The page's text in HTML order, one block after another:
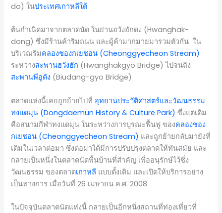
do) ในประเทศเกาหลีใต้
ต้นกำเนิดมาจากตลาดนัด ในย่านฮวังฮักดง (Hwanghak-
dong) ซึ่งมีร้านค้าริมถนน และผู้ค้ามากมายมารวมตัวกัน ใน
บริเวณริมคลองชองกเยชอน (Cheonggyecheon Stream)
ระหว่างสะพานฮวังฮัก (Hwanghakgyo Bridge) ไปจนถึง
สะพานพีอูดัง (Biudang-gyo Bridge)
ตลาดแห่งนี้เคยถูกย้ายไปที่ อุทยานประวัติศาสตร์และวัฒนธรรม
ทงแดมุน (Dongdaemun History & Culture Park) ซึ่งแต่เดิม
คือสนามกีฬาทงแดมุน ในระหว่างการบูรณะฟื้นฟู ของคลองชอง
กเยชอน (Cheonggyecheon Stream) และถูกย้ายกลับมายังที่
เดิมในเวลาต่อมา ซึ่งต่อมาได้มีการปรับปรุงตลาดให้ทันสมัย และ
กลายเป็นหนึ่งในตลาดนัดพื้นบ้านที่สำคัญ เพื่ออนุรักษ์ไว้ซึ่ง
วัฒนธรรม ของตลาดเกาหลี แบบดั้งเดิม และเปิดให้บริการอย่าง
เป็นทางการ เมื่อวันที่ 26 เมษายน ค.ศ. 2008
ในปัจจุบันตลาดนัดแห่งนี้ กลายเป็นอีกหนึ่งสถานที่ท่องเที่ยวที่